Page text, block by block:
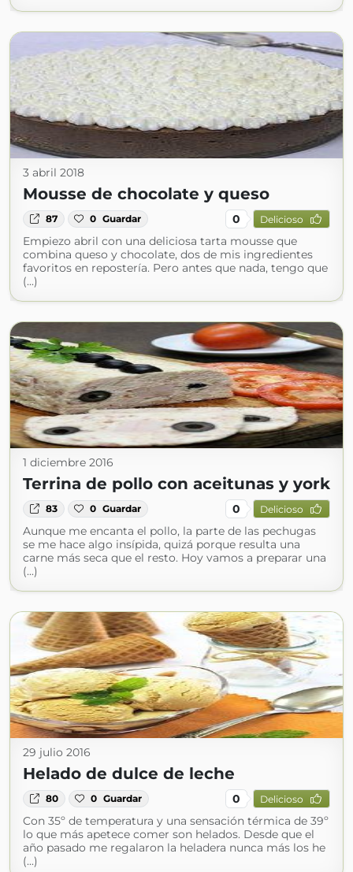
3 abril 2018
Mousse de chocolate y queso
87 0 Guardar 0 Delicioso
Empiezo abril con una deliciosa tarta mousse que
combina queso y chocolate, dos de mis ingredientes
favoritos en repostería. Pero antes que nada, tengo que
(...)
1 diciembre 2016
Terrina de pollo con aceitunas y york
83 0 Guardar 0 Delicioso
Aunque me encanta el pollo, la parte de las pechugas
se me hace algo insípida, quizá porque resulta una
carne más seca que el resto. Hoy vamos a preparar una
(...)
29 julio 2016
Helado de dulce de leche
80 0 Guardar 0 Delicioso
Con 35º de temperatura y una sensación térmica de 39º
lo que más apetece comer son helados. Desde que el
año pasado me regalaron la heladera nunca más los he
(...)